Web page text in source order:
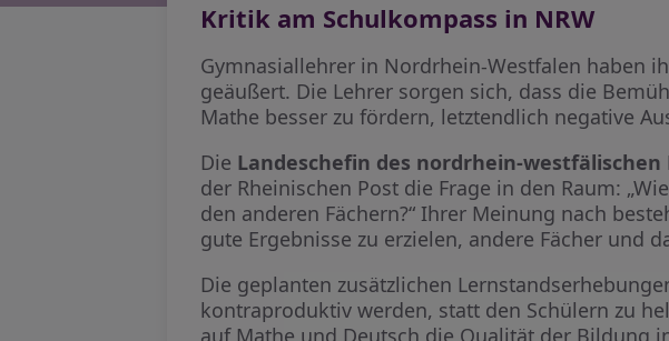
Kritik am Schulkompass in NRW
Gymnasiallehrer in Nordrhein-Westfalen haben
geäußert. Die Lehrer sorgen sich, dass die
Mathe besser zu fördern, letztendlich negative
Die Landeschefin des nordrhein-westfälischen
der Rheinischen Post die Frage in den Raum:
den anderen Fächern?“ Ihrer Meinung nach
gute Ergebnisse zu erzielen, andere Fächer und
Die geplanten zusätzlichen
kontraproduktiv werden, statt den Schülern zu
auf Mathe und Deutsch die Qualität der Bildung